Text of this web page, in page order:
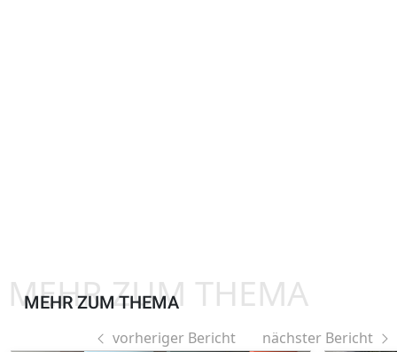
MEHR ZUM THEMA
MEHR ZUM THEMA
vorheriger Bericht nächster Bericht